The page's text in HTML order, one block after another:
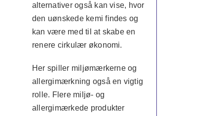
alternativer også kan vise, hvor
den uønskede kemi findes og
kan være med til at skabe en
renere cirkulær økonomi.
Her spiller miljømærkerne og
allergimærkning også en vigtig
rolle. Flere miljø- og
allergimærkede produkter